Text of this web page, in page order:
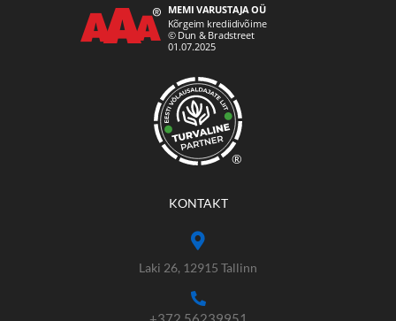
®
KONTAKT
Laki 26, 12915 Tallinn